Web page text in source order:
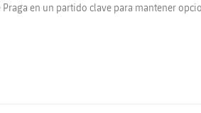
en un partido clave para mantener